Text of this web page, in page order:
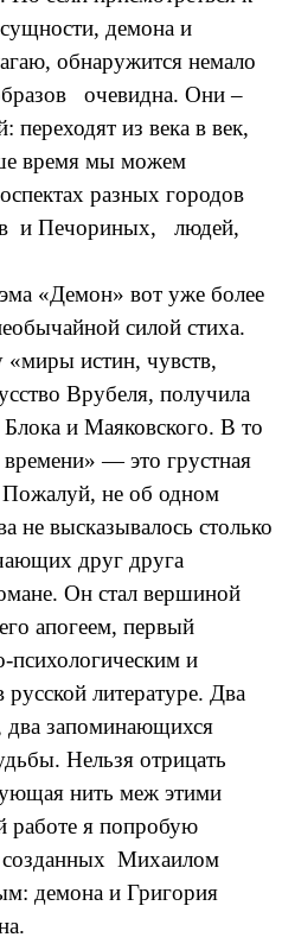
демона и
обнаружится немало
очевидна. Они –
из века в век,
время мы можем
разных городов
и Печориных, людей,
«Демон» вот уже более
силой стиха.
истин, чувств,
Врубеля, получила
Блока и Маяковского. В то
— это грустная
не об одном
не высказывалось столько
друг друга
Он стал вершиной
апогеем, первый
психологическим и
литературе. Два
два запоминающихся
Нельзя отрицать
нить меж этими
работе я попробую
созданных Михаилом
демона и Григория